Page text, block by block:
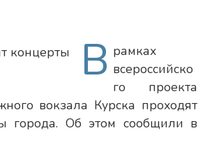
В рамках
всероссийско
го проекта
вокзала Курска проходят
города. Об этом сообщили в